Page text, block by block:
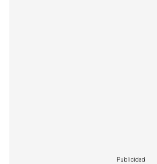
Publicidad